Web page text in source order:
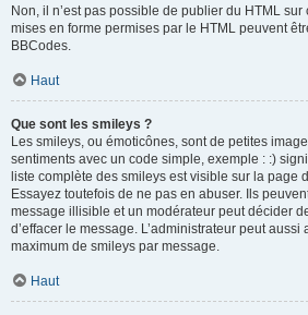
Non, il n’est pas possible de publier du HTML
mises en forme permises par le HTML peuvent
BBCodes.
Haut
Que sont les smileys ?
Les smileys, ou émoticônes, sont de petites
sentiments avec un code simple, exemple : :)
liste complète des smileys est visible sur la page
Essayez toutefois de ne pas en abuser. Ils
message illisible et un modérateur peut décider
d’effacer le message. L’administrateur peut
maximum de smileys par message.
Haut